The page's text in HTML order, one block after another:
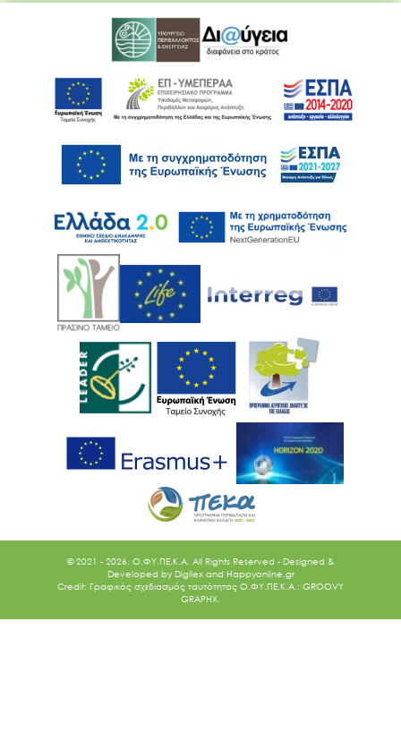
© 2021 - 2026. O.ΦΥ.ΠΕ.Κ.Α. All Rights Reserved - Designed &
Developed by Digilex and Happyonline.gr
Credit: Γραφικός σχεδιασμός ταυτότητας Ο.ΦΥ.ΠΕ.Κ.Α.: GROOVY
GRAPHX.